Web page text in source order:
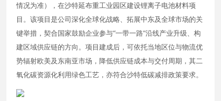
情况为准），在沙特延布重工业园区建设锂离子电池材料项
目。该项目是公司深化全球化战略、拓展中东及全球市场的关
键举措，契合国家鼓励企业参与“一带一路”沿线产业升级、构
建区域供应链的方向。项目建成后，可依托当地区位与物流优
势辐射欧美及东南亚市场，降低供应链成本与交付周期，其二
氧化碳资源化利用绿色工艺，亦符合沙特低碳减排政策要求。